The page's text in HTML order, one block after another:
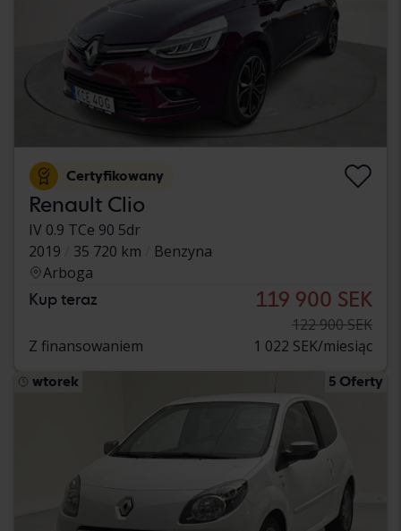
Certyfikowany
Renault Clio
IV 0.9 TCe 90 5dr
2019
35 720 km
Benzyna
Arboga
Kup teraz 119 900 SEK
122 900 SEK
Z finansowaniem
1 022 SEK/miesiąc
wtorek 5 Oferty